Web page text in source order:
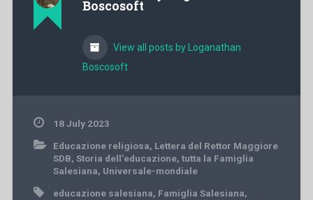
Boscosoft
View all posts by Loganathan
Boscosoft
18 July 2023
Educazione religiosa, Lettera del Rettor Maggiore
SDB, Storia dell'educazione, tutta la Famiglia
Salesiana, Universale-mondiale
educazione salesiana, Famiglia Salesiana,